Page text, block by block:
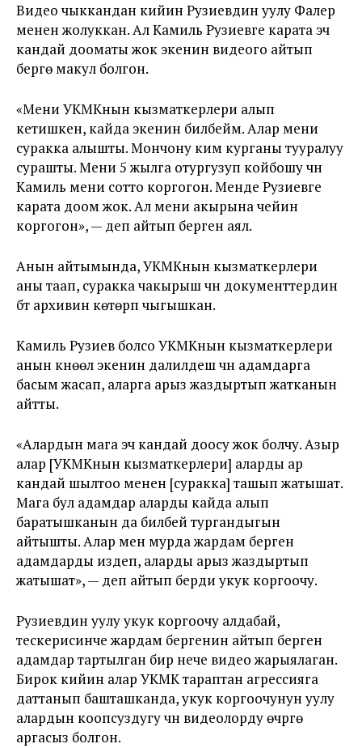
Видео чыккандан кийин Рузиевдин уулу Фалер
менен жолуккан. Ал Камиль Рузиевге карата эч
кандай дооматы жок экенин видеого айтып
берүүгө макул болгон.
«Мени УКМКнын кызматкерлери алып
кетишкен, кайда экенин билбейм. Алар мени
суракка алышты. Мончону ким курганы тууралуу
сурашты. Мени 5 жылга отургузуп койбошу үчүн
Камиль мени сотто коргогон. Менде Рузиевге
карата доом жок. Ал мени акырына чейин
коргогон», — деп айтып берген аял.
Анын айтымында, УКМКнын кызматкерлери
аны таап, суракка чакырыш үчүн документтердин
бүт архивин көтөрүп чыгышкан.
Камиль Рузиев болсо УКМКнын кызматкерлери
анын күнөөлүү экенин далилдеш үчүн адамдарга
басым жасап, аларга арыз жаздыртып жатканын
айтты.
«Алардын мага эч кандай доосу жок болчу. Азыр
алар [УКМКнын кызматкерлери] аларды ар
кандай шылтоо менен [суракка] ташып жатышат.
Мага бул адамдар аларды кайда алып
баратышканын да билбей тургандыгын
айтышты. Алар мен мурда жардам берген
адамдарды издеп, аларды арыз жаздыртып
жатышат», — деп айтып берди укук коргоочу.
Рузиевдин уулу укук коргоочу алдабай,
тескерисинче жардам бергенин айтып берген
адамдар тартылган бир нече видео жарыялаган.
Бирок кийин алар УКМК тараптан агрессияга
даттанып башташканда, укук коргоочунун уулу
алардын коопсуздугу үчүн видеолорду өчүрүүгө
аргасыз болгон.